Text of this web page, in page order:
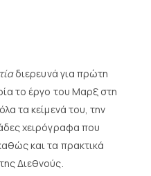
διερευνά για πρώτη
το έργο του Μαρξ στη
τα κείμενά του, την
χειρόγραφα που
και τα πρακτικά
Διεθνούς.